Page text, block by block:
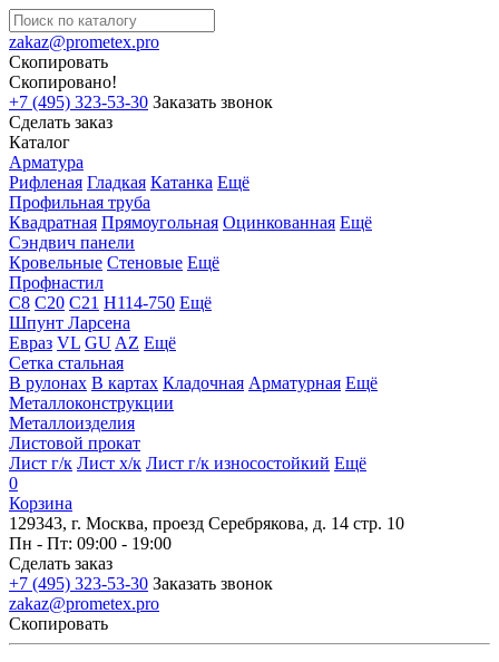
zakaz@prometex.pro
Скопировать
Скопировано!
+7 (495) 323-53-30 Заказать звонок
Сделать заказ
Каталог
Арматура
Рифленая Гладкая Катанка Ещё
Профильная труба
Квадратная Прямоугольная Оцинкованная Ещё
Сэндвич панели
Кровельные Стеновые Ещё
Профнастил
С8 С20 С21 Н114-750 Ещё
Шпунт Ларсена
Евраз VL GU AZ Ещё
Сетка стальная
В рулонах В картах Кладочная Арматурная Ещё
Металлоконструкции
Металлоизделия
Листовой прокат
Лист г/к Лист х/к Лист г/к износостойкий Ещё
0
Корзина
129343, г. Москва, проезд Серебрякова, д. 14 стр. 10
Пн - Пт: 09:00 - 19:00
Сделать заказ
+7 (495) 323-53-30 Заказать звонок
zakaz@prometex.pro
Скопировать